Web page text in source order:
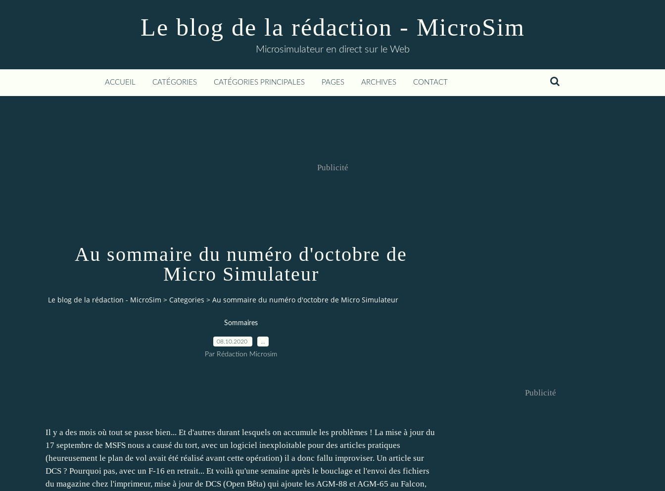
Le blog de la rédaction - MicroSim
Microsimulateur en direct sur le Web
ACCUEIL CATÉGORIES CATÉGORIES PRINCIPALES PAGES ARCHIVES CONTACT
Publicité
Au sommaire du numéro d'octobre de
Micro Simulateur
Le blog de la rédaction - MicroSim > Categories > Au sommaire du numéro d'octobre de Micro Simulateur
Sommaires
08.10.2020
Par Rédaction Microsim
Il y a des mois où tout se passe bien... Et d'autres durant lesquels on accumule les problèmes ! La mise à jour du
17 septembre de MSFS nous a causé du tort, avec un logiciel inexploitable pour des articles pratiques
(heureusement le plan de vol avait été réalisé avant cette opération) il a donc fallu improviser. Un article sur
DCS ? Pourquoi pas, avec un F-16 en retrait... Et voilà qu'une semaine après le bouclage et l'envoi des fichiers
du magazine chez l'imprimeur, mise à jour de DCS (Open Bêta) qui ajoute les AGM-88 et AGM-65 au Falcon,
Publicité